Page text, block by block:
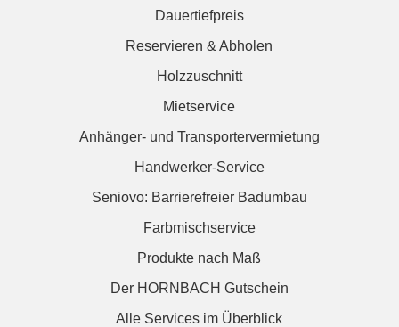
Dauertiefpreis
Reservieren & Abholen
Holzzuschnitt
Mietservice
Anhänger- und Transportervermietung
Handwerker-Service
Seniovo: Barrierefreier Badumbau
Farbmischservice
Produkte nach Maß
Der HORNBACH Gutschein
Alle Services im Überblick